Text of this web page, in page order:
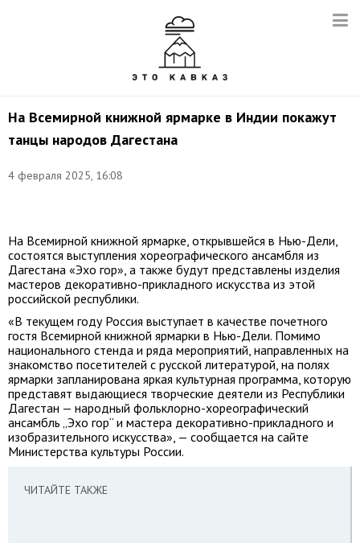
На Всемирной книжной ярмарке в Индии покажут
танцы народов Дагестана
4 февраля 2025, 16:08
На Всемирной книжной ярмарке, открывшейся в Нью-Дели,
состоятся выступления хореографического ансамбля из
Дагестана «Эхо гор», а также будут представлены изделия
мастеров декоративно-прикладного искусства из этой
российской республики.
«В текущем году Россия выступает в качестве почетного
гостя Всемирной книжной ярмарки в Нью-Дели. Помимо
национального стенда и ряда мероприятий, направленных на
знакомство посетителей с русской литературой, на полях
ярмарки запланирована яркая культурная программа, которую
представят выдающиеся творческие деятели из Республики
Дагестан — народный фольклорно-хореографический
ансамбль „Эхо гор“ и мастера декоративно-прикладного и
изобразительного искусства», — сообщается на сайте
Министерства культуры России.
ЧИТАЙТЕ ТАКЖЕ